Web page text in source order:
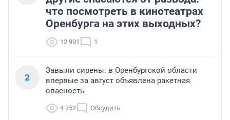
что посмотреть в кинотеатрах
Оренбурга на этих выходных?
12 991 1
2
Завыли сирены: в Оренбургской области
впервые за август объявлена ракетная
опасность
4 752 Обсудить